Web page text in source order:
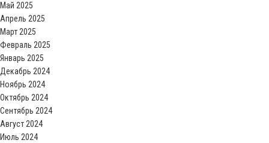
Май 2025
Апрель 2025
Март 2025
Февраль 2025
Январь 2025
Декабрь 2024
Ноябрь 2024
Октябрь 2024
Сентябрь 2024
Август 2024
Июль 2024